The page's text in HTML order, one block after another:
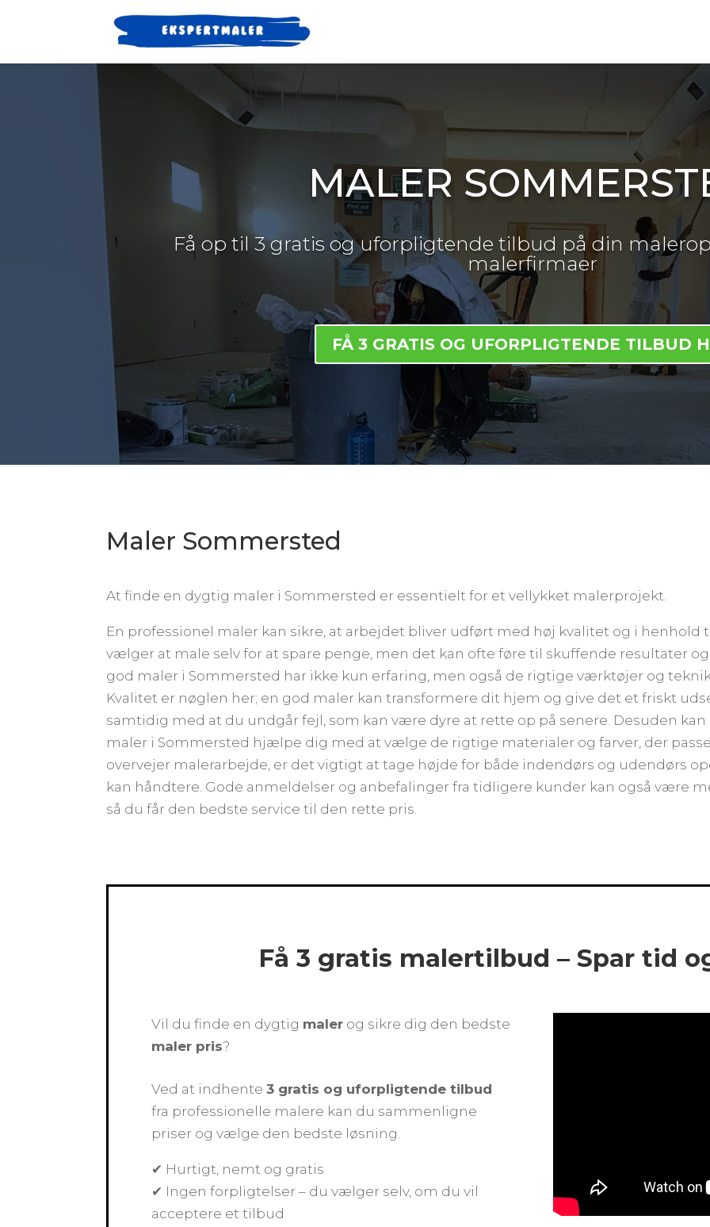
MALER
Få op til 3 gratis og uforpligtende tilbud på din
malerfirmaer
FÅ 3 GRATIS OG UFORPLIGTENDE TILBUD
Maler Sommersted
At finde en dygtig maler i Sommersted er essentielt for et vellykket malerprojekt.
En professionel maler kan sikre, at arbejdet bliver udført med høj kvalitet og i
vælger at male selv for at spare penge, men det kan ofte føre til skuffende resultater
god maler i Sommersted har ikke kun erfaring, men også de rigtige værktøjer og
Kvalitet er nøglen her; en god maler kan transformere dit hjem og give det et friskt
samtidig med at du undgår fejl, som kan være dyre at rette op på senere. Desuden
maler i Sommersted hjælpe dig med at vælge de rigtige materialer og farver, der
overvejer malerarbejde, er det vigtigt at tage højde for både indendørs og udendørs
kan håndtere. Gode anmeldelser og anbefalinger fra tidligere kunder kan også være
så du får den bedste service til den rette pris.
Få 3 gratis malertilbud – Spar tid
Vil du finde en dygtig malerog sikre dig den bedste
maler pris?
Ved at indhente 3 gratis og uforpligtende tilbud
fra professionelle malere kan du sammenligne
priser og vælge den bedste løsning.
✔ Hurtigt, nemt og gratis
✔ Ingen forpligtelser – du vælger selv, om du vil
acceptere et tilbud